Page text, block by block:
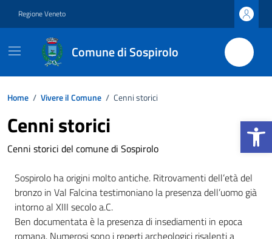
Apri la
Regione Veneto
Comune di Sospirolo
Home / Vivere il Comune / Cenni storici
Cenni storici
Cenni storici del comune di Sospirolo
Sospirolo ha origini molto antiche. Ritrovamenti dell’età del
bronzo in Val Falcina testimoniano la presenza dell’uomo già
intorno al XIII secolo a.C.
Ben documentata è la presenza di insediamenti in epoca
romana. Numerosi sono i reperti archeologici risalenti a